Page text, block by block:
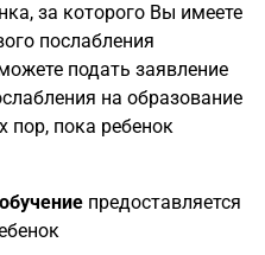
за которого Вы имеете
послабления
подать заявление
на образование
пор, пока ребенок
предоставляется